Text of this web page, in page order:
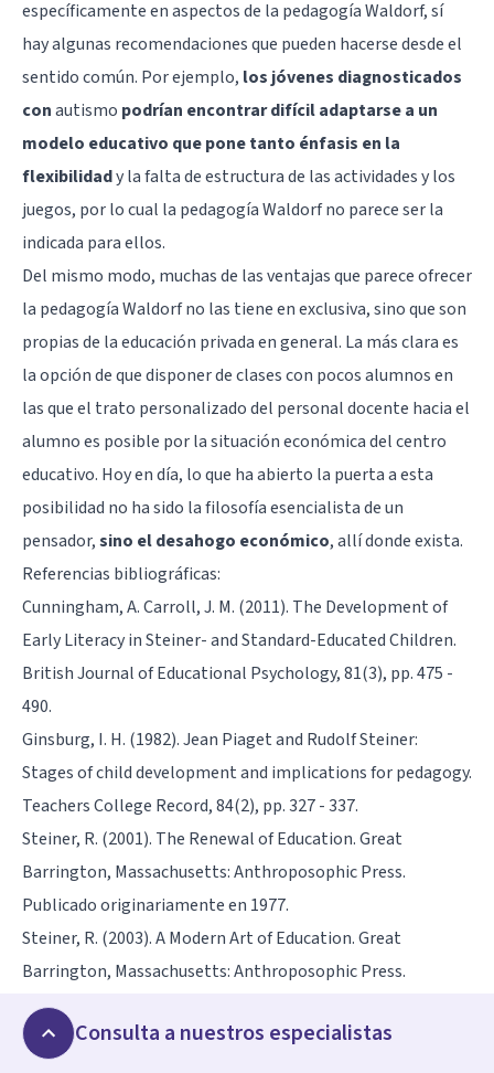
específicamente en aspectos de la pedagogía Waldorf, sí
hay algunas recomendaciones que pueden hacerse desde el
sentido común. Por ejemplo, los jóvenes diagnosticados
conautismo podrían encontrar difícil adaptarse a un
modelo educativo que pone tanto énfasis en la
flexibilidady la falta de estructura de las actividades y los
juegos, por lo cual la pedagogía Waldorf no parece ser la
indicada para ellos.
Del mismo modo, muchas de las ventajas que parece ofrecer
la pedagogía Waldorf no las tiene en exclusiva, sino que son
propias de la educación privada en general. La más clara es
la opción de que disponer de clases con pocos alumnos en
las que el trato personalizado del personal docente hacia el
alumno es posible por la situación económica del centro
educativo. Hoy en día, lo que ha abierto la puerta a esta
posibilidad no ha sido la filosofía esencialista de un
pensador,sino el desahogo económico, allí donde exista.
Referencias bibliográficas:
Cunningham, A. Carroll, J. M. (2011). The Development of
Early Literacy in Steiner- and Standard-Educated Children.
British Journal of Educational Psychology, 81(3), pp. 475 -
490.
Ginsburg, I. H. (1982). Jean Piaget and Rudolf Steiner:
Stages of child development and implications for pedagogy.
Teachers College Record, 84(2), pp. 327 - 337.
Steiner, R. (2001). The Renewal of Education. Great
Barrington, Massachusetts: Anthroposophic Press.
Publicado originariamente en 1977.
Steiner, R. (2003). A Modern Art of Education. Great
Barrington, Massachusetts: Anthroposophic Press.
Publicado originariamente en 1923.
Steiner, R. (2003). Soul Economy: Body, Soul, and Spirit in
Consulta a nuestros especialistas